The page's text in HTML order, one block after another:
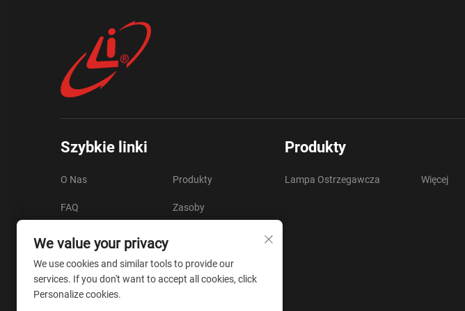
Szybkie linki
O Nas Produkty
FAQ Zasoby
Wideo Skontaktuj Się Z Nami
Blog
Produkty
Lampa Ostrzegawcza Więcej
We value your privacy
We use cookies and similar tools to provide our
services. If you don't want to accept all cookies, click
Personalize cookies.